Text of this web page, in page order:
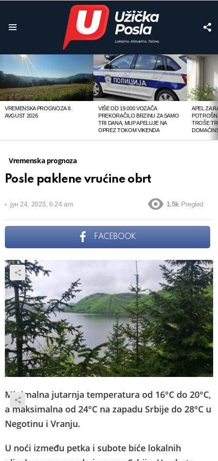
STORIES
VREMENSKA PROGNOZA 8.
AVGUST 2026.
VIŠE OD 19.000 VOZAČA
PREKORAČILO BRZINU ZA SAMO
TRI DANA, MUP APELUJE NA
OPREZ TOKOM VIKENDA
APEL ZA
TROŠE
Vremenska prognoza
Posle paklene vrućine obrt
јун 24, 2023, 6:24 am 1.5k Pregled
FACEBOOK
Minimalna jutarnja temperatura od 16°C do 20°C,
a maksimalna od 24°C na zapadu Srbije do 28°C u
Negotinu i Vranju.
U noći između petka i subote biće lokalnih